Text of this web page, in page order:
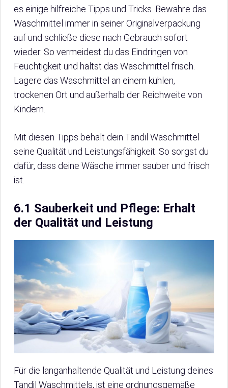
es einige hilfreiche Tipps und Tricks. Bewahre das
Waschmittel immer in seiner Originalverpackung
auf und schließe diese nach Gebrauch sofort
wieder. So vermeidest du das Eindringen von
Feuchtigkeit und hältst das Waschmittel frisch.
Lagere das Waschmittel an einem kühlen,
trockenen Ort und außerhalb der Reichweite von
Kindern.
Mit diesen Tipps behält dein Tandil Waschmittel
seine Qualität und Leistungsfähigkeit. So sorgst du
dafür, dass deine Wäsche immer sauber und frisch
ist.
6.1 Sauberkeit und Pflege: Erhalt
der Qualität und Leistung
Für die langanhaltende Qualität und Leistung deines
Tandil Waschmittels, ist eine ordnungsgemäße